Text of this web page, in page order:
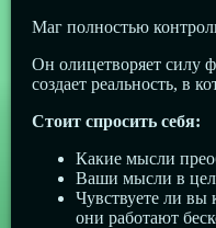
Маг полностью
Он олицетворяет силу
создает реальность, в
Стоит спросить себя:
Какие мысли
Ваши мысли в
Чувствуете ли
они работают